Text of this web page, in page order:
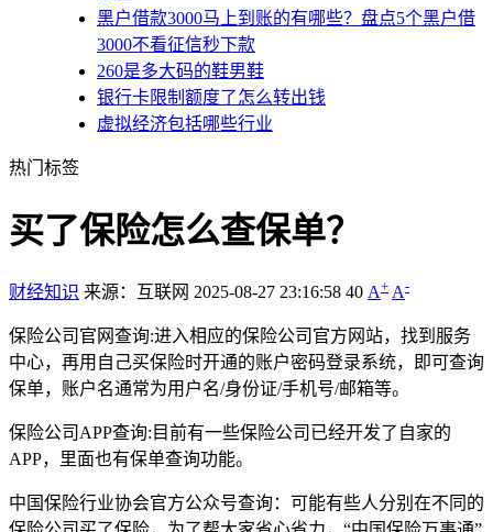
黑户借款3000马上到账的有哪些？盘点5个黑户借
3000不看征信秒下款
260是多大码的鞋男鞋
银行卡限制额度了怎么转出钱
虚拟经济包括哪些行业
热门标签
买了保险怎么查保单？
财经知识 来源：互联网 2025-08-27 23:16:58 40 A+ A-
保险公司官网查询:进入相应的保险公司官方网站，找到服务
中心，再用自己买保险时开通的账户密码登录系统，即可查询
保单，账户名通常为用户名/身份证/手机号/邮箱等。
保险公司APP查询:目前有一些保险公司已经开发了自家的
APP，里面也有保单查询功能。
中国保险行业协会官方公众号查询：可能有些人分别在不同的